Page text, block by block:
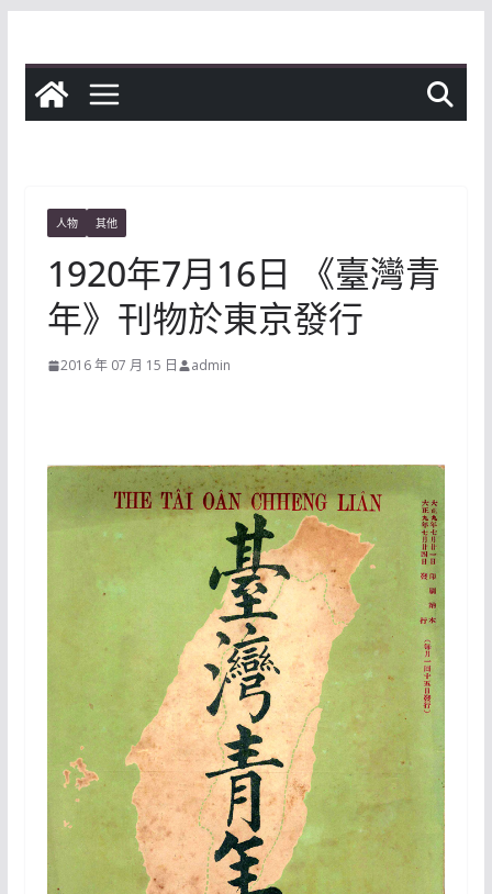
content
人物 其他
1920年7月16日 《臺灣青
年》刊物於東京發行
2016 年 07 月 15 日 admin